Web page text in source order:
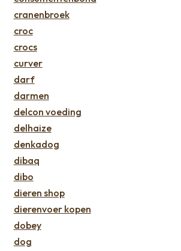
cranenbroek
croc
crocs
curver
darf
darmen
delcon voeding
delhaize
denkadog
dibaq
dibo
dieren shop
dierenvoer kopen
dobey
dog